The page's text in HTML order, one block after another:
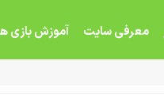
معرفی سایت آموزش بازی